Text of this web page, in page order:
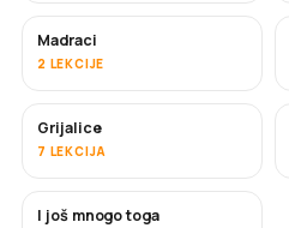
Madraci
2 LEKCIJE
USKORO
Grijalice
7 LEKCIJA
USKORO
I još mnogo toga